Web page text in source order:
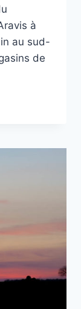
à
au sud-
de